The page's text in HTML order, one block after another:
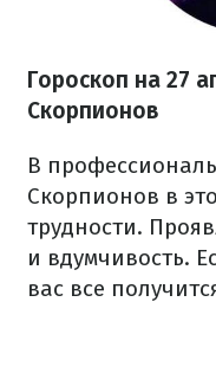
Гороскоп на 27
Скорпионов
В
Скорпионов в
трудности.
и вдумчивость.
вас все